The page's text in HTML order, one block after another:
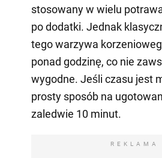
stosowany w wielu
po dodatki. Jednak
tego warzywa
ponad godzinę, co nie
wygodne. Jeśli czasu jest
prosty sposób na
zaledwie 10 minut.
REKLAMA